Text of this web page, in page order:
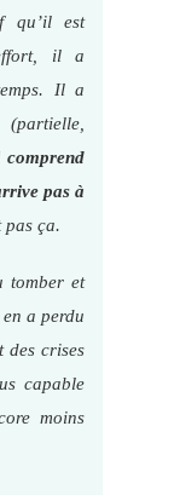
qu’il est
il a
Il a
(partielle,
comprend
pas à
ça.
tomber et
a perdu
des crises
capable
moins